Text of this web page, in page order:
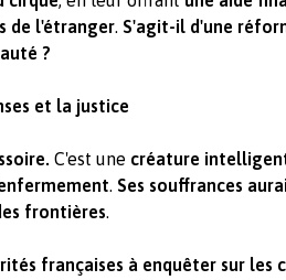
de l'étranger. S'agit-il d'une
?
et la justice
C'est une créature
. Ses souffrances
frontières.
françaises à enquêter sur les